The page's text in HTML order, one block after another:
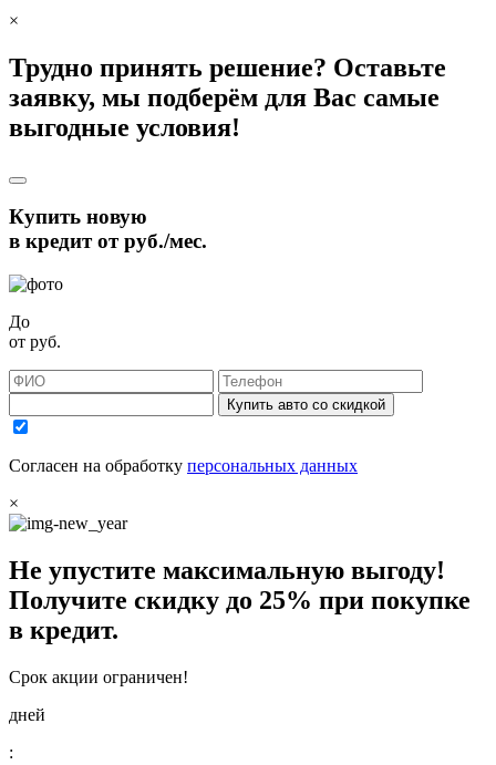
×
Трудно принять решение? Оставьте
заявку, мы подберём для Вас самые
выгодные условия!
Купить новую
в кредит отруб./мес.
До
от руб.
Купить авто со скидкой
Согласен на обработку персональных данных
×
Не упустите максимальную выгоду!
Получите скидку до 25% при покупке
в кредит.
Срок акции ограничен!
дней
: